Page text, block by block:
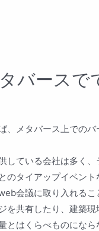
バースで
、メタバース上での
している会社は多く
のタイアップイベント
会議に取り入れる
を共有したり、建築
とはくらべものになら